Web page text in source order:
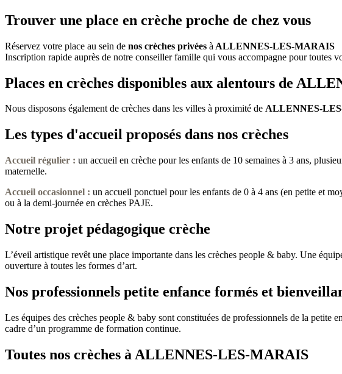
Trouver une place en crèche proche de chez vous
Réservez votre place au sein de nos crèches privées à ALLENNES-LES-MARAIS
Inscription rapide auprès de notre conseiller famille qui vous accompagne pour toutes
Places en crèches disponibles aux alentours de
Nous disposons également de crèches dans les villes à proximité de ALLENNES-
Les types d'accueil proposés dans nos crèches
Accueil régulier : un accueil en crèche pour les enfants de 10 semaines à 3 ans,
maternelle.
Accueil occasionnel : un accueil ponctuel pour les enfants de 0 à 4 ans (en petite et
ou à la demi-journée en crèches PAJE.
Notre projet pédagogique crèche
L’éveil artistique revêt une place importante dans les crèches people & baby. Une
ouverture à toutes les formes d’art.
Nos professionnels petite enfance formés et
Les équipes des crèches people & baby sont constituées de professionnels de la
cadre d’un programme de formation continue.
Toutes nos crèches à ALLENNES-LES-MARAIS